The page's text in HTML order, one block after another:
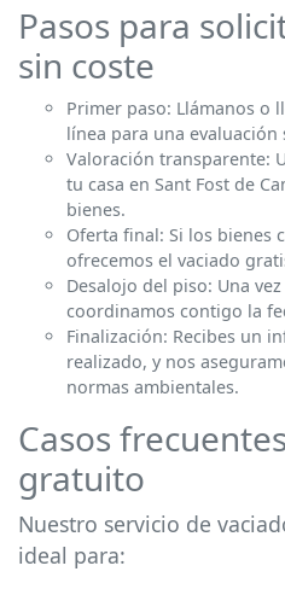
Pasos para
sin coste
Primer paso: Llámanos o
línea para una evaluación
Valoración transparente:
tu casa en Sant Fost de
bienes.
Oferta final: Si los bienes
ofrecemos el vaciado
Desalojo del piso: Una
coordinamos contigo la
Finalización: Recibes un
realizado, y nos
normas ambientales.
Casos
gratuito
Nuestro servicio de
ideal para: